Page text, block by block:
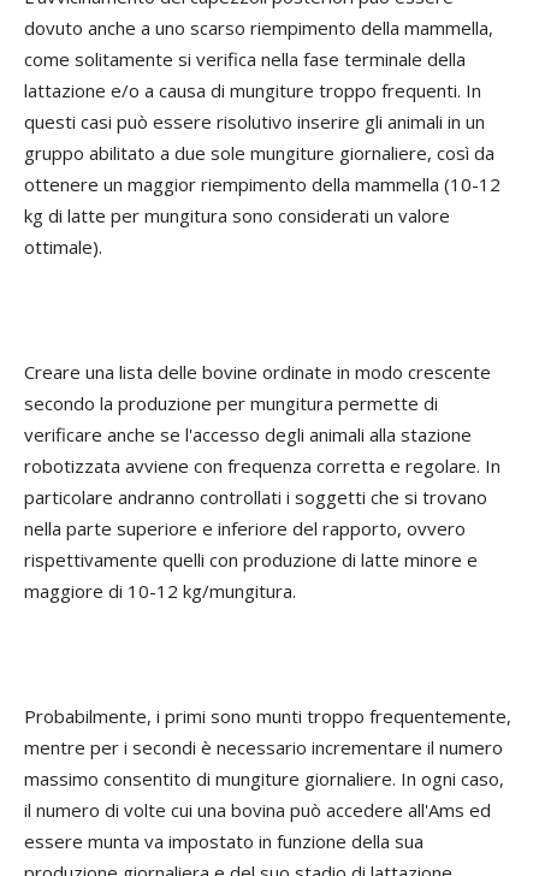
dovuto anche a uno scarso riempimento della mammella,
come solitamente si verifica nella fase terminale della
lattazione e/o a causa di mungiture troppo frequenti. In
questi casi può essere risolutivo inserire gli animali in un
gruppo abilitato a due sole mungiture giornaliere, così da
ottenere un maggior riempimento della mammella (10-12
kg di latte per mungitura sono considerati un valore
ottimale).
Creare una lista delle bovine ordinate in modo crescente
secondo la produzione per mungitura permette di
verificare anche se l'accesso degli animali alla stazione
robotizzata avviene con frequenza corretta e regolare. In
particolare andranno controllati i soggetti che si trovano
nella parte superiore e inferiore del rapporto, ovvero
rispettivamente quelli con produzione di latte minore e
maggiore di 10-12 kg/mungitura.
Probabilmente, i primi sono munti troppo frequentemente,
mentre per i secondi è necessario incrementare il numero
massimo consentito di mungiture giornaliere. In ogni caso,
il numero di volte cui una bovina può accedere all'Ams ed
essere munta va impostato in funzione della sua